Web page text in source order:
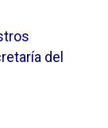
del